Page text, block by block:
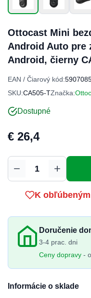
Ottocast Mini
Android Auto pre
Android, čierny
EAN / Čiarový kód:
SKU:CA505-TZnačka:
Dostupné
€ 26,4
Množstvo
K obľúbeným
Doručenie
3-4 prac. dni
Ceny dopravy -
Informácie o sklade